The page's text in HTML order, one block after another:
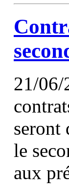
21/06/
seront
le
aux